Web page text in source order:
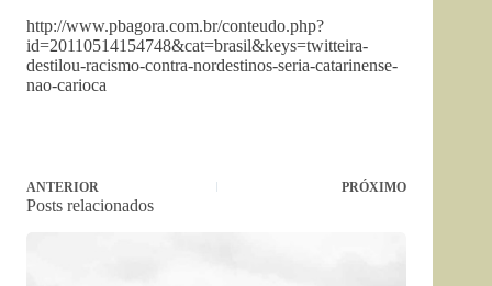
http://www.pbagora.com.br/conteudo.php?
id=20110514154748&cat=brasil&keys=twitteira-
destilou-racismo-contra-nordestinos-seria-catarinense-
nao-carioca
ANTERIOR PRÓXIMO
Posts relacionados